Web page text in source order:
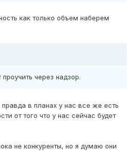
как только объем наберем
через надзор.
в планах у нас все же есть
от того что у нас сейчас будет
не конкуренты, но я думаю они